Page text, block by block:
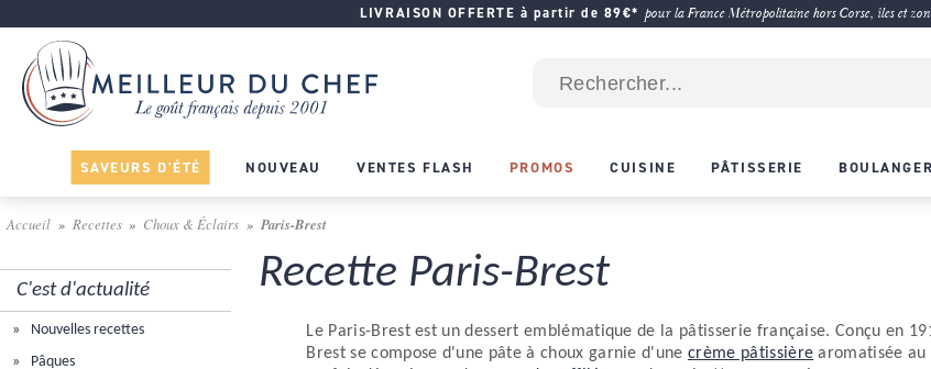
LIVRAISON OFFERTE à partir de 89€* pour la France Métropolitaine hors Corse, îles et
SAVEURS D'ÉTÉ NOUVEAU VENTES FLASH PROMOS CUISINE PÂTISSERIE
Accueil Recettes Choux & Éclairs Paris-Brest
C'est d'actualité
Nouvelles recettes
Pâques
Recette Paris-Brest
Le Paris-Brest est un dessert emblématique de la pâtisserie française. Conçu en
Brest se compose d'une pâte à choux garnie d'unecrème pâtissière aromatisée au